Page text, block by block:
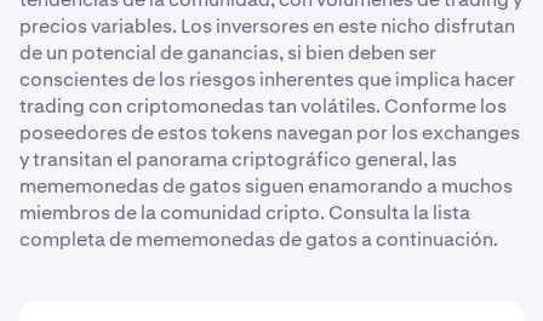
precios variables. Los inversores en este nicho disfrutan
de un potencial de ganancias, si bien deben ser
conscientes de los riesgos inherentes que implica hacer
trading con criptomonedas tan volátiles. Conforme los
poseedores de estos tokens navegan por los exchanges
y transitan el panorama criptográfico general, las
mememonedas de gatos siguen enamorando a muchos
miembros de la comunidad cripto. Consulta la lista
completa de mememonedas de gatos a continuación.